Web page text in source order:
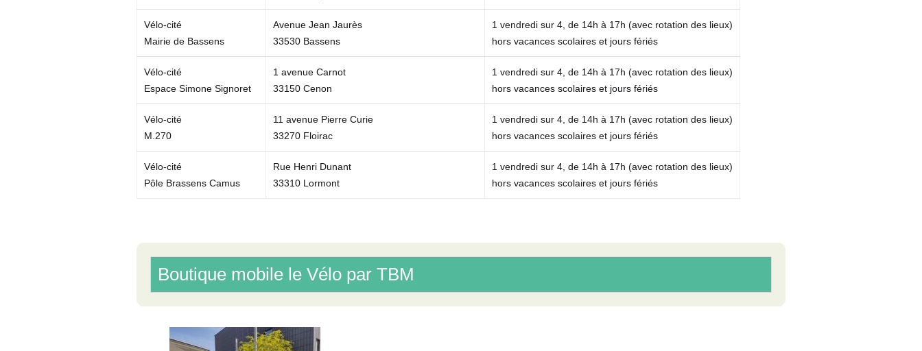
en
g
e
Vélo-cité
Mairie de Bassens
Avenue Jean Jaurès
33530 Bassens
1 vendredi sur 4, de 14h à 17h (avec rotation des lieux)
hors vacances scolaires et jours fériés
Vélo-cité
Espace Simone Signoret
1 avenue Carnot
33150 Cenon
1 vendredi sur 4, de 14h à 17h (avec rotation des lieux)
hors vacances scolaires et jours fériés
Vélo-cité
M.270
11 avenue Pierre Curie
33270 Floirac
1 vendredi sur 4, de 14h à 17h (avec rotation des lieux)
hors vacances scolaires et jours fériés
Vélo-cité
Pôle Brassens Camus
Rue Henri Dunant
33310 Lormont
1 vendredi sur 4, de 14h à 17h (avec rotation des lieux)
hors vacances scolaires et jours fériés
Boutique mobile le Vélo par TBM